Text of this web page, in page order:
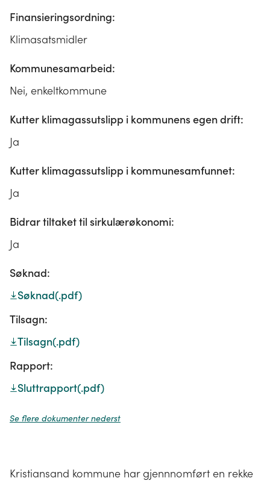
Finansieringsordning:
Klimasatsmidler
Kommunesamarbeid:
Nei, enkeltkommune
Kutter klimagassutslipp i kommunens egen drift:
Ja
Kutter klimagassutslipp i kommunesamfunnet:
Ja
Bidrar tiltaket til sirkulærøkonomi:
Ja
Søknad:
Søknad(.pdf)
Tilsagn:
Tilsagn(.pdf)
Rapport:
Sluttrapport(.pdf)
Se flere dokumenter nederst
Kristiansand kommune har gjennnomført en rekke